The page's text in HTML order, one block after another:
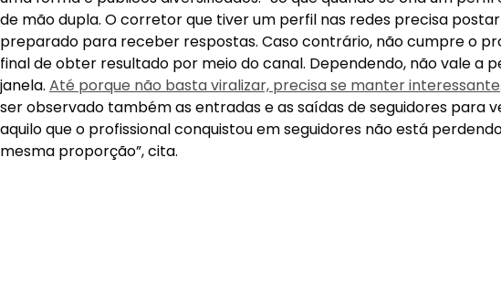
Entretanto, para o corretor de seguros é complicado gerir todas as
ferramentas, mesmo que o conceitoomnichannelseja uma
as empresas sejam capazes de atender em diversos canais com a
qualidade. Sendo assim, há algumas alternativas. A primeira delas é
ferramentas que já existem no mercado que podem conectar todos
Entretanto, ainda assim é um trabalho bastante dispendioso para
corretor faça sozinho.